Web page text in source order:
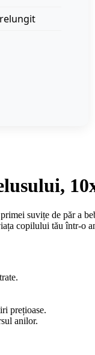
suvițe de păr a
copilului tău într-o
prețioase.
anilor.